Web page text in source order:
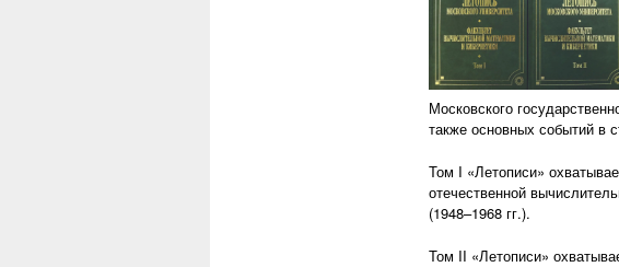
Московского
также основных событий в
Том I «Летописи»
отечественной
(1948–1968 гг.).
Том II «Летописи»